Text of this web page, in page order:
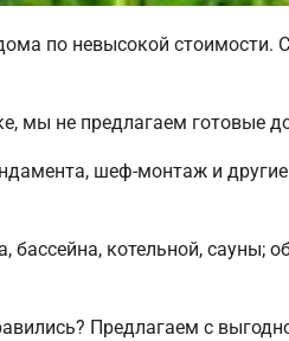
по невысокой стоимости.
мы не предлагаем готовые
шеф-монтаж и
котельной, сауны;
Предлагаем с